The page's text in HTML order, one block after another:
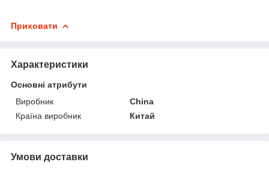
Приховати
Характеристики
Основні атрибути
Виробник
China
Країна виробник
Китай
Умови доставки